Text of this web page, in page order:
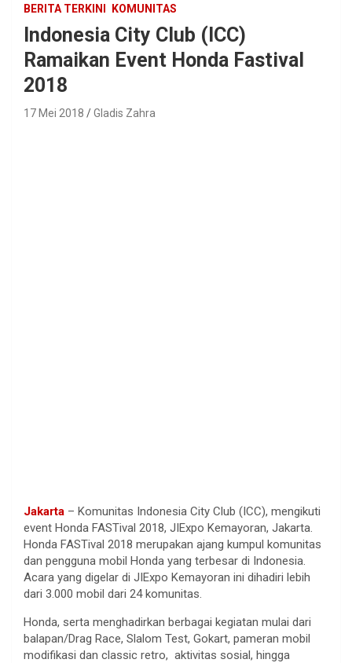
BERITA TERKINI KOMUNITAS
Indonesia City Club (ICC)
Ramaikan Event Honda Fastival
2018
17 Mei 2018 Gladis Zahra
Jakarta – Komunitas Indonesia City Club (ICC), mengikuti
event Honda FASTival 2018, JIExpo Kemayoran, Jakarta.
Honda FASTival 2018 merupakan ajang kumpul komunitas
dan pengguna mobil Honda yang terbesar di Indonesia.
Acara yang digelar di JIExpo Kemayoran ini dihadiri lebih
dari 3.000 mobil dari 24 komunitas.
Honda, serta menghadirkan berbagai kegiatan mulai dari
balapan/Drag Race, Slalom Test, Gokart, pameran mobil
modifikasi dan classic retro, aktivitas sosial, hingga